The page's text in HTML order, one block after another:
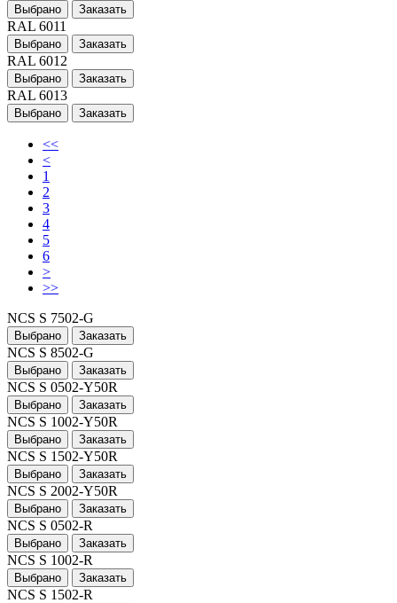
Выбрано Заказать
RAL 6011
Выбрано Заказать
RAL 6012
Выбрано Заказать
RAL 6013
Выбрано Заказать
<<
<
1
2
3
4
5
6
>
>>
NCS S 7502-G
Выбрано Заказать
NCS S 8502-G
Выбрано Заказать
NCS S 0502-Y50R
Выбрано Заказать
NCS S 1002-Y50R
Выбрано Заказать
NCS S 1502-Y50R
Выбрано Заказать
NCS S 2002-Y50R
Выбрано Заказать
NCS S 0502-R
Выбрано Заказать
NCS S 1002-R
Выбрано Заказать
NCS S 1502-R